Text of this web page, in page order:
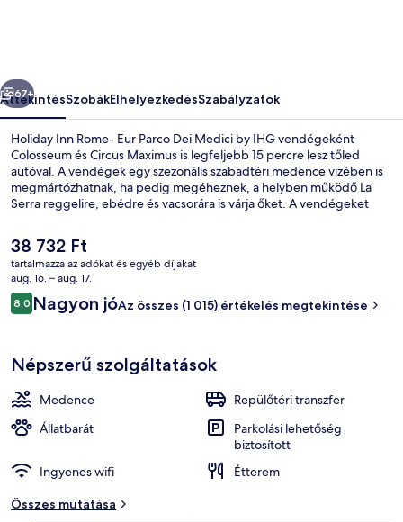
by
IHG
képgalériája
Következő
67+
ÁttekintésSzobákElhelyezkedésSzabályzatok
Holiday Inn Rome- Eur Parco Dei Medici by IHG vendégeként
Colosseum és Circus Maximus is legfeljebb 15 percre lesz tőled
autóval. A vendégek egy szezonális szabadtéri medence vizében is
megmártózhatnak, ha pedig megéheznek, a helyben működő La
Serra reggelire, ebédre és vacsorára is várja őket. A vendégeket
várja. Más utazók imádják a szálláshely következő jellemzőit:
medence és segítőkész személyzet.
A
jelenlegi
ár
38 732 Ft
38 732 Ft
tartalmazza az adókat és egyéb díjakat
aug. 16. – aug. 17.
Értékelések
8,08,0 ennyiből: 10
Nagyon jóAz összes (1 015) értékelés megtekintése
Népszerű szolgáltatások
Medence
Repülőtéri transzfer
Állatbarát
Parkolási lehetőség
biztosított
Ingyenes wifi
Étterem
Összes mutatása